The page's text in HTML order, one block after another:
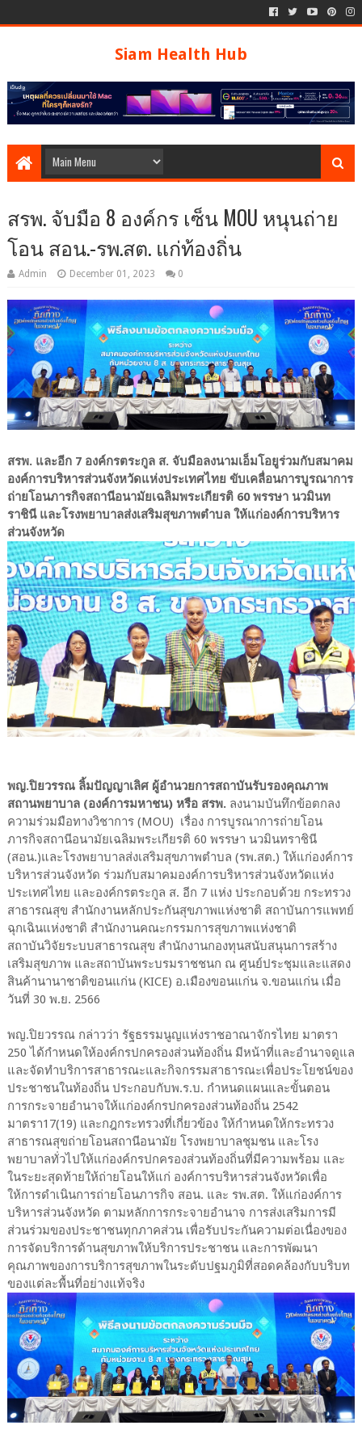
Siam Health Hub
สรพ. จับมือ 8 องค์กร เซ็น MOU หนุนถ่าย
โอน สอน.-รพ.สต. แก่ท้องถิ่น
Admin December 01, 2023 0
สรพ. และอีก 7 องค์กรตระกูล ส. จับมือลงนามเอ็มโอยูร่วมกับสมาคม
องค์การบริหารส่วนจังหวัดแห่งประเทศไทย ขับเคลื่อนการบูรณาการ
ถ่ายโอนภารกิจสถานีอนามัยเฉลิมพระเกียรติ 60 พรรษา นวมินท
ราชินี และโรงพยาบาลส่งเสริมสุขภาพตำบล ให้แก่องค์การบริหาร
ส่วนจังหวัด
พญ.ปิยวรรณ ลิ้มปัญญาเลิศ ผู้อำนวยการสถาบันรับรองคุณภาพ
สถานพยาบาล (องค์การมหาชน) หรือ สรพ. ลงนามบันทึกข้อตกลง
ความร่วมมือทางวิชาการ (MOU) เรื่อง การบูรณาการถ่ายโอน
ภารกิจสถานีอนามัยเฉลิมพระเกียรติ 60 พรรษา นวมินทราชินี
(สอน.)และโรงพยาบาลส่งเสริมสุขภาพตำบล (รพ.สต.) ให้แก่องค์การ
บริหารส่วนจังหวัด ร่วมกับสมาคมองค์การบริหารส่วนจังหวัดแห่ง
ประเทศไทย และองค์กรตระกูล ส. อีก 7 แห่ง ประกอบด้วย กระทรวง
สาธารณสุข สำนักงานหลักประกันสุขภาพแห่งชาติ สถาบันการแพทย์
ฉุกเฉินแห่งชาติ สำนักงานคณะกรรมการสุขภาพแห่งชาติ
สถาบันวิจัยระบบสาธารณสุข สำนักงานกองทุนสนับสนุนการสร้าง
เสริมสุขภาพ และสถาบันพระบรมราชชนก ณ ศูนย์ประชุมและแสดง
สินค้านานาชาติขอนแก่น (KICE) อ.เมืองขอนแก่น จ.ขอนแก่น เมื่อ
วันที่ 30 พ.ย. 2566
พญ.ปิยวรรณ กล่าวว่า รัฐธรรมนูญแห่งราชอาณาจักรไทย มาตรา
250 ได้กำหนดให้องค์กรปกครองส่วนท้องถิ่น มีหน้าที่และอำนาจดูแล
และจัดทำบริการสาธารณะและกิจกรรมสาธารณะเพื่อประโยชน์ของ
ประชาชนในท้องถิ่น ประกอบกับพ.ร.บ. กำหนดแผนและขั้นตอน
การกระจายอำนาจให้แก่องค์กรปกครองส่วนท้องถิ่น 2542
มาตรา17(19) และกฎกระทรวงที่เกี่ยวข้อง ให้กำหนดให้กระทรวง
สาธารณสุขถ่ายโอนสถานีอนามัย โรงพยาบาลชุมชน และโรง
พยาบาลทั่วไปให้แก่องค์กรปกครองส่วนท้องถิ่นที่มีความพร้อม และ
ในระยะสุดท้ายให้ถ่ายโอนให้แก่ องค์การบริหารส่วนจังหวัดเพื่อ
ให้การดำเนินการถ่ายโอนภารกิจ สอน. และ รพ.สต. ให้แก่องค์การ
บริหารส่วนจังหวัด ตามหลักการกระจายอำนาจ การส่งเสริมการมี
ส่วนร่วมของประชาชนทุกภาคส่วน เพื่อรับประกันความต่อเนื่องของ
การจัดบริการด้านสุขภาพให้บริการประชาชน และการพัฒนา
คุณภาพของการบริการสุขภาพในระดับปฐมภูมิที่สอดคล้องกับบริบท
ของแต่ละพื้นที่อย่างแท้จริง